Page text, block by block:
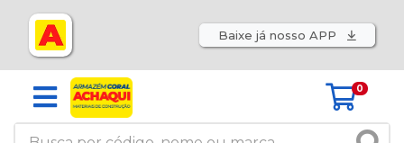
Baixe já nosso APP
0